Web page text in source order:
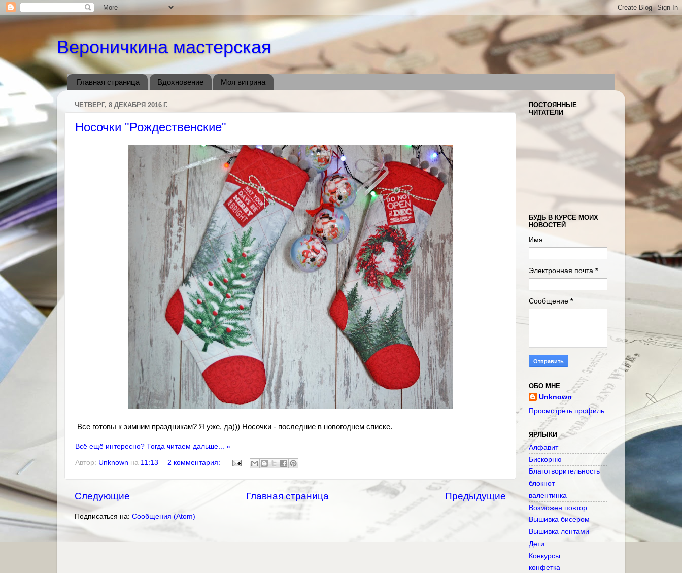
Вероничкина мастерская
Главная страница Вдохновение Моя витрина
ЧЕТВЕРГ, 8 ДЕКАБРЯ 2016 Г.
Носочки "Рождественские"
Все готовы к зимним праздникам? Я уже, да))) Носочки - последние в новогоднем списке.
Всё ещё интересно? Тогда читаем дальше... »
Автор: Unknown на 11:13 2 комментария:
Следующие Предыдущие
Главная страница
Подписаться на: Сообщения (Atom)
ПОСТОЯННЫЕ
ЧИТАТЕЛИ
БУДЬ В КУРСЕ МОИХ
НОВОСТЕЙ
Имя
Электронная почта *
Сообщение *
ОБО МНЕ
Unknown
Просмотреть профиль
ЯРЛЫКИ
Алфавит
Бискорню
Благотворительность
блокнот
валентинка
Возможен повтор
Вышивка бисером
Вышивка лентами
Дети
Конкурсы
конфетка